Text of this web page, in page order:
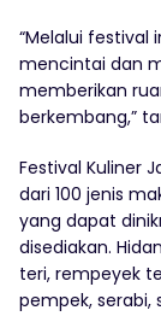
“Melalui festival
mencintai dan
memberikan
berkembang,”
Festival Kuliner
dari 100 jenis
yang dapat
disediakan.
teri, rempeyek
pempek, serabi,